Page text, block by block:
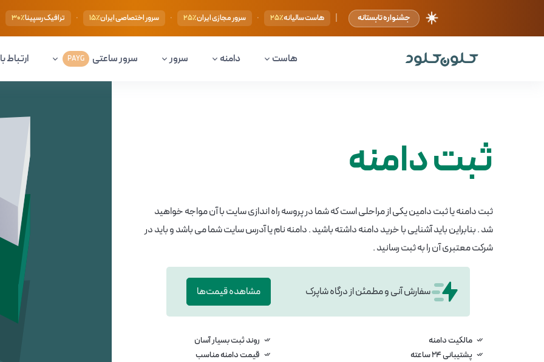
☀️ جشنواره تابستانه هاست سالیانه۲۵٪ · سرور مجازی ایران۲۵٪ · سرور اختصاصی ایران۱۵٪ · ترافیک رسپینا۳۰٪
هاست دامنه سرور سرور ساعتی PAYG ارتباط
ثبت دامنه
ثبت دامنه یا ثبت دامین یکی از مراحلی است که شما در پروسه راه اندازی سایت با آن مواجه خواهید
شد . بنابراین باید آشنایی با خرید دامنه داشته باشید . دامنه نام یا آدرس سایت شما می باشد و باید در
شرکت معتبری آن را به ثبت رسانید .
سفارش آنی و مطمئن از درگاه شاپرک مشاهده قیمت‌ها
مالکیت دامنه
روند ثبت بسیار آسان
پشتیبانی ۲۴ ساعته
قیمت دامنه مناسب